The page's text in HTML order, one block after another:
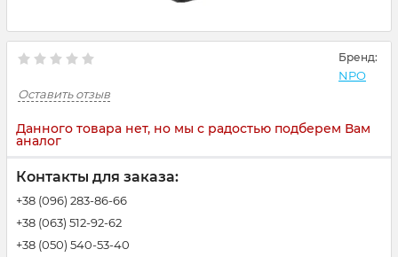
Бренд:
NPO
Оставить отзыв
Данного товара нет, но мы с радостью подберем Вам
аналог
Контакты для заказа:
+38 (096) 283-86-66
+38 (063) 512-92-62
+38 (050) 540-53-40